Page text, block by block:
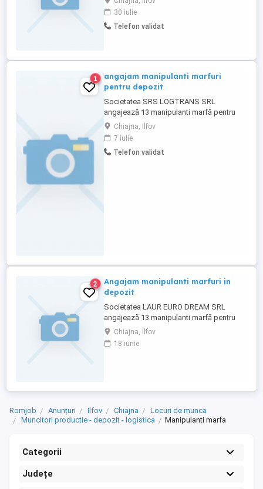
gimnaziale Experiența nu este necesară
Program 8h zi - 40h săpt Activitatea se
desfășoară în condiții normale la punctul
30 iulie
Telefon validat
1
angajam manipulanti marfuri
pentru depozit
Societatea SRS LOGTRANS SRL
angajează 13 manipulanti marfă pentru
activitate desfășurată în depozite din
ILFOV. - 13 posturi vacante pentru functia
de "MANIPULANT MARFĂ" (COD COR
933303) Salariu brut: 4.325 lei
Chiajna, Ilfov
7 iulie
Telefon validat
2
Angajam manipulanti marfuri in
depozit
Societatea LAUR EURO DREAM SRL
angajează 13 manipulanti marfă pentru
activitate desfășurată în depozite din
ILFOV. - 13 posturi vacante pentru functia
de "MANIPULANT MARFĂ" (COD COR
Pregătirea ...
Chiajna, Ilfov
18 iunie
Romjob Anunțuri Ilfov Chiajna
Locuri de munca
Muncitori productie - depozit - logistica
Manipulanti marfa
Categorii
Județe